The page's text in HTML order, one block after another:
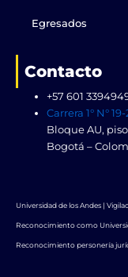
Egresados
Contacto
+57 601
Carrera 1° N° 19-
Bloque AU,
Bogotá –
Universidad de los Andes |
Reconocimiento como
Reconocimiento personería